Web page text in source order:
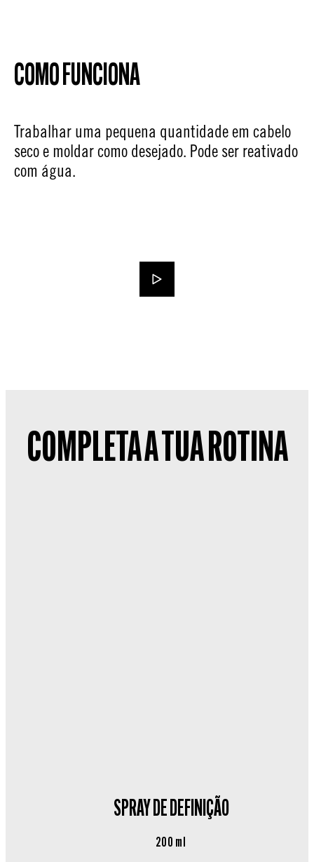
COMO FUNCIONA
Trabalhar uma pequena quantidade em cabelo
seco e moldar como desejado. Pode ser reativado
com água.
COMPLETA A TUA ROTINA
SPRAY DE DEFINIÇÃO
200 ml